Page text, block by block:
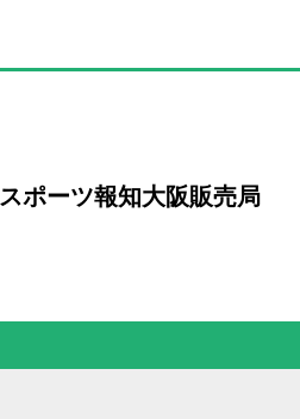
スポーツ報知大阪販売局